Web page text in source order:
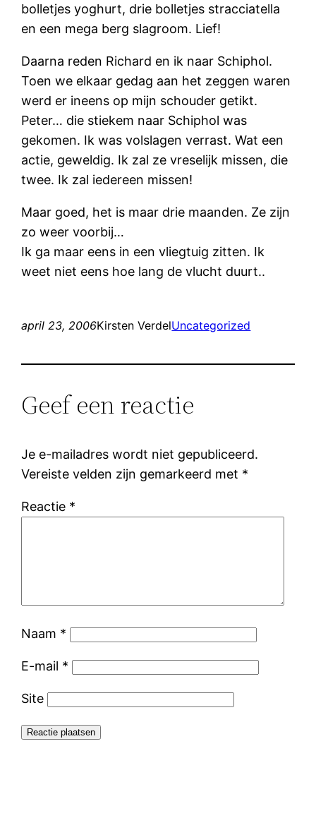
bolletjes yoghurt, drie bolletjes stracciatella
en een mega berg slagroom. Lief!
Daarna reden Richard en ik naar Schiphol.
Toen we elkaar gedag aan het zeggen waren
werd er ineens op mijn schouder getikt.
Peter… die stiekem naar Schiphol was
gekomen. Ik was volslagen verrast. Wat een
actie, geweldig. Ik zal ze vreselijk missen, die
twee. Ik zal iedereen missen!
Maar goed, het is maar drie maanden. Ze zijn
zo weer voorbij…
Ik ga maar eens in een vliegtuig zitten. Ik
weet niet eens hoe lang de vlucht duurt..
april 23, 2006Kirsten VerdelUncategorized
Geef een reactie
Je e-mailadres wordt niet gepubliceerd.
Vereiste velden zijn gemarkeerd met *
Reactie *
Naam *
E-mail *
Site